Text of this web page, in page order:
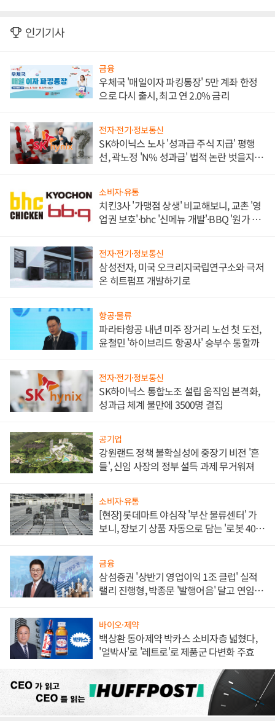
인기기사
금융
우체국 '매일이자 파킹통장' 5만 계좌 한정
으로 다시 출시, 최고 연 2.0% 금리
전자·전기·정보통신
SK하이닉스 노사 '성과급 주식 지급' 평행
선, 곽노정 'N% 성과급' 법적 논란 벗을지 주
소비자·유통
치킨3사 '가맹점 상생' 비교해보니, 교촌 '영
업권 보호'·bhc '신메뉴 개발'·BBQ '원가 부
전자·전기·정보통신
삼성전자, 미국 오크리지국립연구소와 극저
온 히트펌프 개발하기로
항공·물류
파라타항공 내년 미주 장거리 노선 첫 도전,
윤철민 '하이브리드 항공사' 승부수 통할까
전자·전기·정보통신
SK하이닉스 통합노조 설립 움직임 본격화,
성과급 체계 불만에 3500명 결집
공기업
강원랜드 정책 불확실성에 중장기 비전 '흔
들', 신임 사장의 정부 설득 과제 무거워져
소비자·유통
[현장] 롯데마트 야심작 '부산 물류센터' 가
보니, 장보기 상품 자동으로 담는 '로봇 400
금융
삼섬증권 '상반기 영업이익 1조 클럽' 실적
랠리 진행형, 박종문 '발행어음' 달고 연임 향
바이오·제약
백상환 동아제약 박카스 소비자층 넓혔다,
'얼박사'로 '레트로'로 제품군 다변화 주효